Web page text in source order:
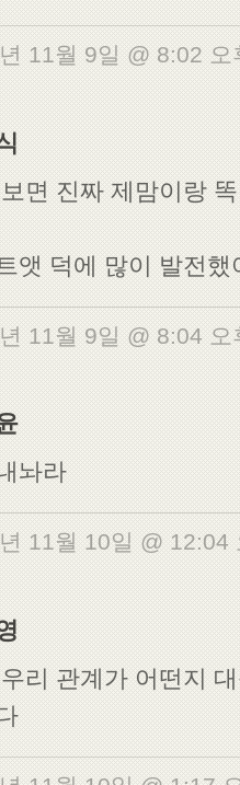
11월 9일 @ 8:02
면 진짜 제맘이랑
앳 덕에 많이 발전했
11월 9일 @ 8:04
놔라
11월 10일 @ 12:04
리 관계가 어떤지